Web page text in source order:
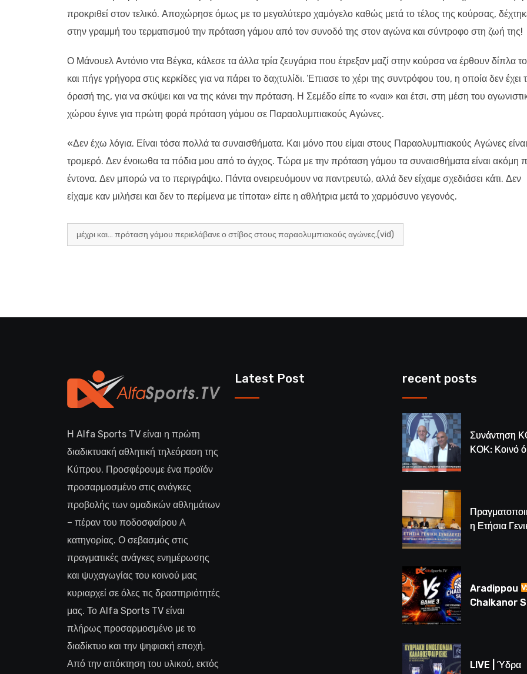
προκριθεί στον τελικό. Αποχώρησε όμως με το μεγαλύτερο χαμόγελο καθώς μετά το τέλος της κούρσας,
στην γραμμή του τερματισμού την πρόταση γάμου από τον συνοδό της στον αγώνα και σύντροφο στη ζωή της!
Ο Μάνουελ Αντόνιο ντα Βέγκα, κάλεσε τα άλλα τρία ζευγάρια που έτρεξαν μαζί στην κούρσα να έρθουν δίπλα
και πήγε γρήγορα στις κερκίδες για να πάρει το δαχτυλίδι. Έπιασε το χέρι της συντρόφου του, η οποία δεν έχει
όρασή της, για να σκύψει και να της κάνει την πρόταση. Η Σεμέδο είπε το «ναι» και έτσι, στη μέση του
χώρου έγινε για πρώτη φορά πρόταση γάμου σε Παραολυμπιακούς Αγώνες.
«Δεν έχω λόγια. Είναι τόσα πολλά τα συναισθήματα. Και μόνο που είμαι στους Παραολυμπιακούς Αγώνες είναι
τρομερό. Δεν ένοιωθα τα πόδια μου από το άγχος. Τώρα με την πρόταση γάμου τα συναισθήματα είναι ακόμη
έντονα. Δεν μπορώ να το περιγράψω. Πάντα ονειρευόμουν να παντρευτώ, αλλά δεν είχαμε σχεδιάσει κάτι. Δεν
είχαμε καν μιλήσει και δεν το περίμενα με τίποτα» είπε η αθλήτρια μετά το χαρμόσυνο γεγονός.
μέχρι και… πρόταση γάμου περιελάβανε ο στίβος στους παραολυμπιακούς αγώνες.(vid)
Η Alfa Sports TV είναι η πρώτη
διαδικτυακή αθλητική τηλεόραση της
Κύπρου. Προσφέρουμε ένα προϊόν
προσαρμοσμένο στις ανάγκες
προβολής των ομαδικών αθλημάτων
– πέραν του ποδοσφαίρου Α
κατηγορίας. Ο σεβασμός στις
πραγματικές ανάγκες ενημέρωσης
και ψυχαγωγίας του κοινού μας
κυριαρχεί σε όλες τις δραστηριότητές
μας. Το Alfa Sports TV είναι
πλήρως προσαρμοσμένο με το
διαδίκτυο και την ψηφιακή εποχή.
Από την απόκτηση του υλικού, εκτός
Latest Post recent posts
Συνάντηση
ΚΟΚ: Κοινό
η Ετήσια
(BINTEO)
Aradippou
Chalkanor
LIVE | Ύδρα